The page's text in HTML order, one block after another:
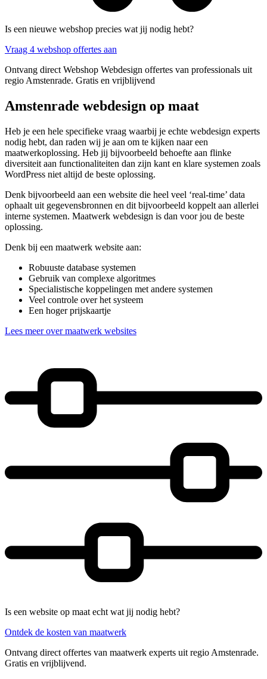
Is een nieuwe webshop precies wat jij nodig hebt?
Vraag 4 webshop offertes aan
Ontvang direct Webshop Webdesign offertes van professionals uit
regio Amstenrade. Gratis en vrijblijvend
Amstenrade webdesign op maat
Heb je een hele specifieke vraag waarbij je echte webdesign experts
nodig hebt, dan raden wij je aan om te kijken naar een
maatwerkoplossing. Heb jij bijvoorbeeld behoefte aan flinke
diversiteit aan functionaliteiten dan zijn kant en klare systemen zoals
WordPress niet altijd de beste oplossing.
Denk bijvoorbeeld aan een website die heel veel ‘real-time’ data
ophaalt uit gegevensbronnen en dit bijvoorbeeld koppelt aan allerlei
interne systemen. Maatwerk webdesign is dan voor jou de beste
oplossing.
Denk bij een maatwerk website aan:
Robuuste database systemen
Gebruik van complexe algoritmes
Specialistische koppelingen met andere systemen
Veel controle over het systeem
Een hoger prijskaartje
Lees meer over maatwerk websites
Is een website op maat echt wat jij nodig hebt?
Ontdek de kosten van maatwerk
Ontvang direct offertes van maatwerk experts uit regio Amstenrade.
Gratis en vrijblijvend.